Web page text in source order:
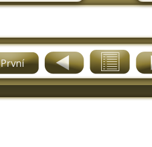
První